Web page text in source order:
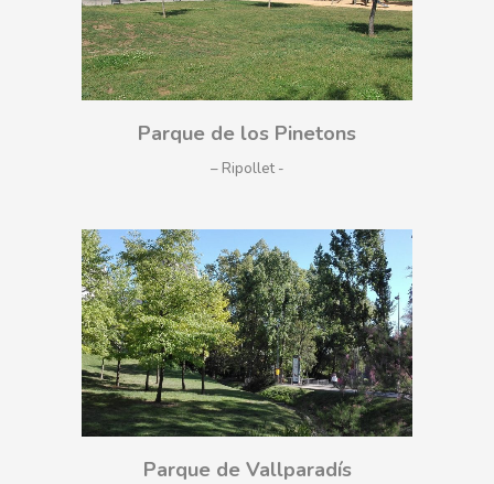
Parque de los Pinetons
– Ripollet
Parque de Vallparadís